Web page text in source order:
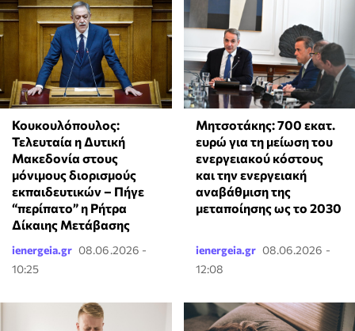
Κουκουλόπουλος:
Τελευταία η Δυτική
Μακεδονία στους
μόνιμους διορισμούς
εκπαιδευτικών – Πήγε
“περίπατο” η Ρήτρα
Δίκαιης Μετάβασης
ienergeia.gr 08.06.2026 -
10:25
Μητσοτάκης: 700 εκατ.
ευρώ για τη μείωση του
ενεργειακού κόστους
και την ενεργειακή
αναβάθμιση της
μεταποίησης ως το 2030
ienergeia.gr 08.06.2026 -
12:08